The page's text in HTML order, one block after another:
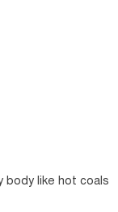
body like hot coals